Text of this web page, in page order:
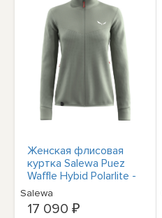
Женская флисовая
куртка Salewa Puez
Waffle Hybid Polarlite -
shadow 5130
Salewa
17 090 ₽